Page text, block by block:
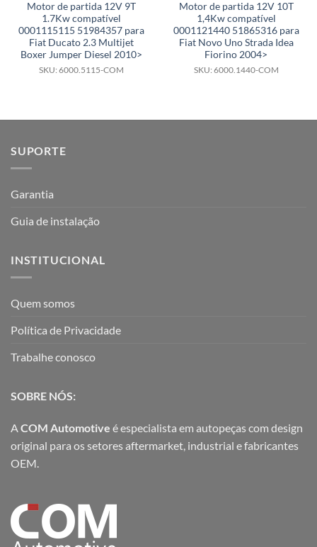
Motor de partida 12V 9T
1.7Kw compatível
0001115115 51984357 para
Fiat Ducato 2.3 Multijet
Boxer Jumper Diesel 2010>
SKU: 6000.5115-COM
Motor de partida 12V 10T
1,4Kw compatível
0001121440 51865316 para
Fiat Novo Uno Strada Idea
Fiorino 2004>
SKU: 6000.1440-COM
SUPORTE
Garantia
Guia de instalação
INSTITUCIONAL
Quem somos
Política de Privacidade
Trabalhe conosco
SOBRE NÓS:
ACOM Automotive é especialista em autopeças com design
original para os setores aftermarket, industrial e fabricantes
OEM.